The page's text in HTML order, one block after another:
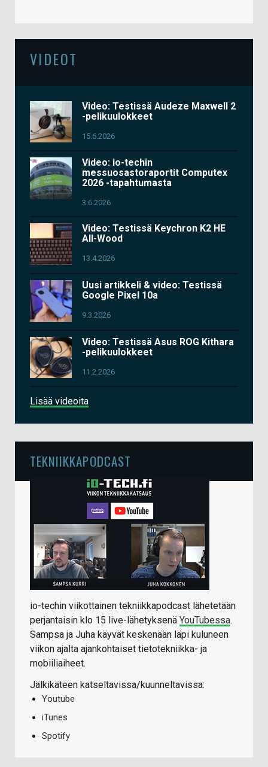
VIDEOT
Video: Testissä Audeze Maxwell 2
-pelikuulokkeet
15.6.2026
Video: io-techin
messuosastoraportit Computex
2026 -tapahtumasta
3.6.2026
Video: Testissä Keychron K2 HE
All-Wood
13.4.2026
Uusi artikkeli & video: Testissä
Google Pixel 10a
9.3.2026
Video: Testissä Asus ROG Kithara
-pelikuulokkeet
11.2.2026
Lisää videoita
TEKNIIKKAPODCAST
io-techin viikottainen tekniikkapodcast lähetetään
perjantaisin klo 15 live-lähetyksenä YouTubessa.
Sampsa ja Juha käyvät keskenään läpi kuluneen
viikon ajalta ajankohtaiset tietotekniikka- ja
mobiiliaiheet.
Jälkikäteen katseltavissa/kuunneltavissa:
Youtube
iTunes
Spotify